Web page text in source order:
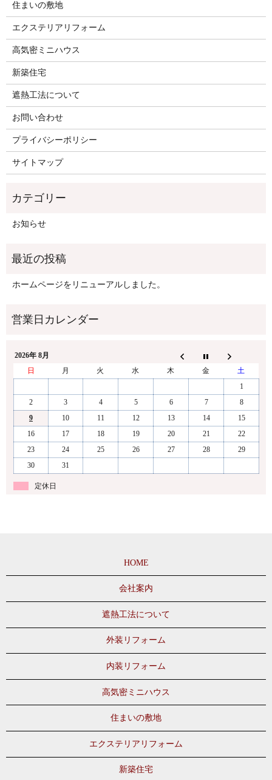
住まいの敷地
エクステリアリフォーム
高気密ミニハウス
新築住宅
遮熱工法について
お問い合わせ
プライバシーポリシー
サイトマップ
お知らせ
ホームページをリニューアルしました。
2026年 8月
日
月 火 水 木 金
土
1
2
3 4 5 6 7
8
9
10 11 12 13 14
15
16
17 18 19 20 21
22
23
24 25 26 27 28
29
30
31
定休日
HOME
会社案内
遮熱工法について
外装リフォーム
内装リフォーム
高気密ミニハウス
住まいの敷地
エクステリアリフォーム
新築住宅